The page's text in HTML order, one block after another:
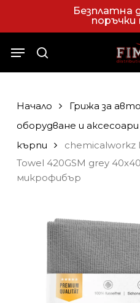
main
content
Безплатна
поръчки
search
Menu
Количка
Начало Грижа за
оборудване и аксесоари
кърпи
chemicalworkz
Towel 420GSM grey
микрофибър